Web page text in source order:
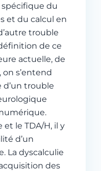
du
et du calcul en
trouble
de ce
actuelle, de
s’entend
d’un trouble
le TDA/H, il y
d’un
La dyscalculie
des